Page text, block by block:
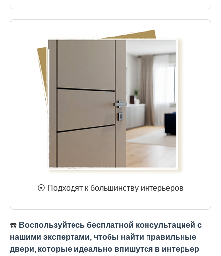
⦿ Подходят к большинству интерьеров
☎️ Воспользуйтесь бесплатной консультацией с
нашими экспертами, чтобы найти правильные
двери, которые идеально впишутся в интерьер